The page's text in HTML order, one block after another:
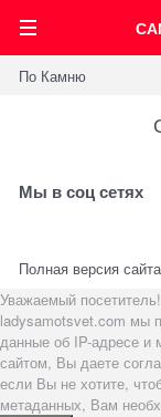
По Камню
Мы в соц сетях
Полная версия сайта
Уважаемый
ladysamotsvet.com мы
данные об IP-адресе и
сайтом, Вы даете
если Вы не хотите,
метаданных, Вам